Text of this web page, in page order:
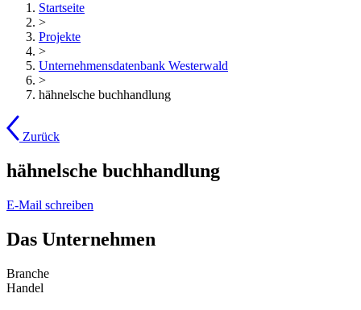
Startseite
>
Projekte
>
Unternehmensdatenbank Westerwald
>
hähnelsche buchhandlung
Zurück
hähnelsche buchhandlung
E-Mail schreiben
Das Unternehmen
Branche
Handel